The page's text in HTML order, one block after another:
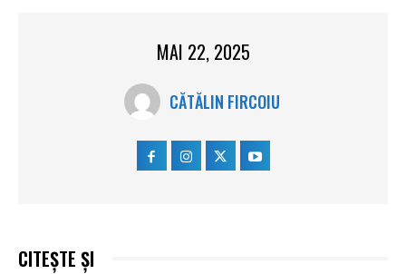
MAI 22, 2025
CĂTĂLIN FIRCOIU
CITEȘTE ȘI